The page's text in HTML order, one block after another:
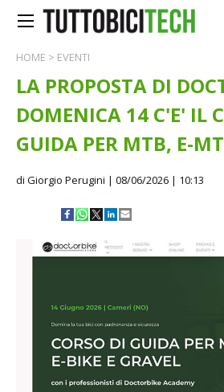
HOME > EVENTI
LA PROPOSTA DI
DOMENICA 14 C'E' IL
GUIDA PER MTB, E-
di Giorgio Perugini | 08/06/2026 | 10:13